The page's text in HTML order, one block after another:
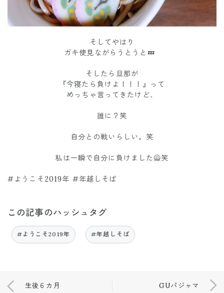
そしてやはり
ガキ使見ながらうとうと💤
そしたら旦那が
『今寝たら負けよ！！！』って
めっちゃ言ってきたけど、
誰に？笑
自分との戦いらしい。笑
私は一瞬で自分に負けました🙅笑
#ようこそ2019年 #年越しそば
この記事のハッシュタグ
#ようこそ2019年 #年越しそば
生後６カ月 GUパジャマ